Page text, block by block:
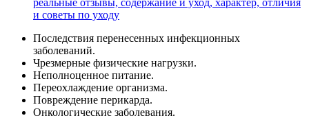
и советы по уходу
Последствия перенесенных инфекционных
заболеваний.
Чрезмерные физические нагрузки.
Неполноценное питание.
Переохлаждение организма.
Повреждение перикарда.
Онкологические заболевания.